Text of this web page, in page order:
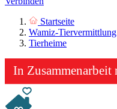
Startseite
Wamiz-Tiervermittlung
Tierheime